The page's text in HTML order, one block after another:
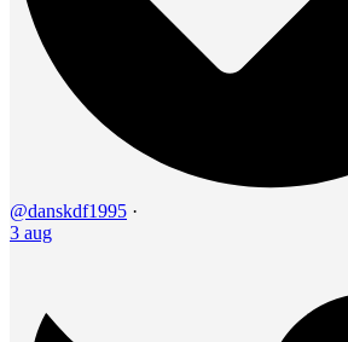
@danskdf1995 ·
3 aug